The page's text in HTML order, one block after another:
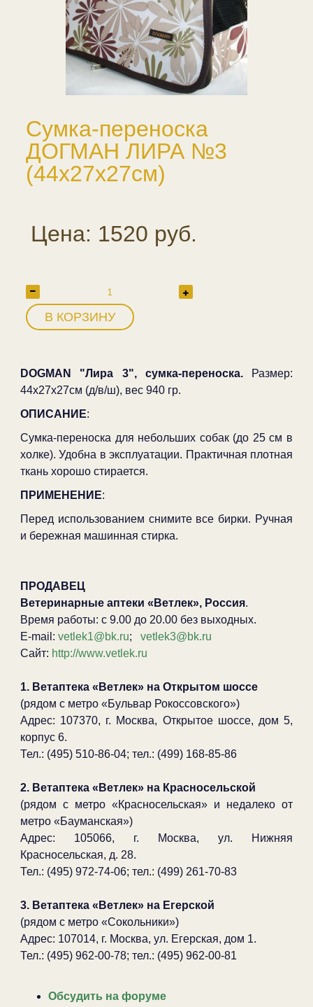
Сумка-переноска
ДОГМАН ЛИРА №3
(44х27х27см)
Цена: 1520 руб.
В КОРЗИНУ
DOGMAN "Лира 3", сумка-переноска.Размер:
44х27х27см (д/в/ш), вес 940 гр.
ОПИСАНИЕ:
Сумка-переноска для небольших собак (до 25 см в
холке). Удобна в эксплуатации. Практичная плотная
ткань хорошо стирается.
ПРИМЕНЕНИЕ:
Перед использованием снимите все бирки. Ручная
и бережная машинная стирка.
ПРОДАВЕЦ
Ветеринарные аптеки «Ветлек», Россия.
Время работы: с 9.00 до 20.00 без выходных.
E-mail: vetlek1@bk.ru; vetlek3@bk.ru
Сайт: http://www.vetlek.ru
1. Ветаптека «Ветлек» на Открытом шоссе
(рядом с метро «Бульвар Рокоссовского»)
Адрес: 107370, г. Москва, Открытое шоссе, дом 5,
корпус 6.
Тел.: (495) 510-86-04; тел.: (499) 168-85-86
2. Ветаптека «Ветлек» на Красносельской
(рядом с метро «Красносельская» и недалеко от
метро «Бауманская»)
Адрес: 105066, г. Москва, ул. Нижняя
Красносельская, д. 28.
Тел.: (495) 972-74-06; тел.: (499) 261-70-83
3. Ветаптека «Ветлек» на Егерской
(рядом с метро «Сокольники»)
Адрес: 107014, г. Москва, ул. Егерская, дом 1.
Тел.: (495) 962-00-78; тел.: (495) 962-00-81
Обсудить на форуме